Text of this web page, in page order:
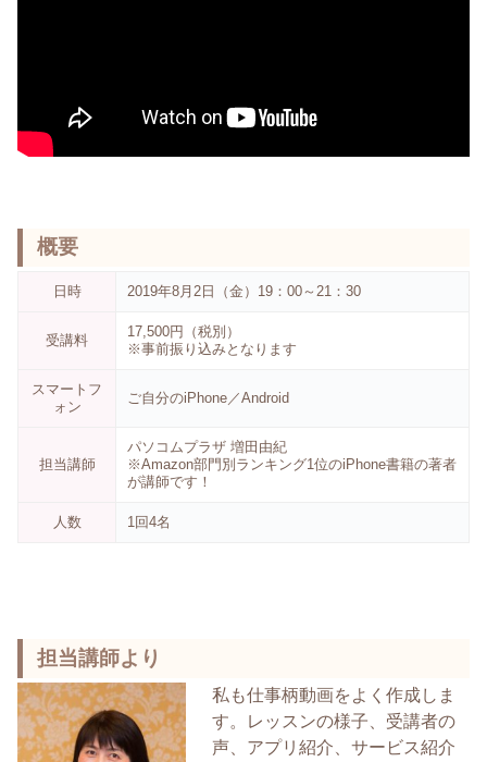
概要
日時 2019年8月2日（金）19：00～21：30
受講料
17,500円（税別）
※事前振り込みとなります
スマートフ
ォン
ご自分のiPhone／Android
担当講師
パソコムプラザ 増田由紀
※Amazon部門別ランキング1位のiPhone書籍の著者
が講師です！
人数 1回4名
担当講師より
私も仕事柄動画をよく作成しま
す。レッスンの様子、受講者の
声、アプリ紹介、サービス紹介